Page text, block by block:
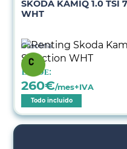
SKODA KAMIQ 1.0 TSI
WHT
Gasolina
Desde:
260€/mes+IVA
Todo incluido